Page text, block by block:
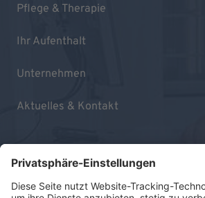
Pflege & Therapie
Ihr Aufenthalt
Unternehmen
Aktuelles & Kontakt